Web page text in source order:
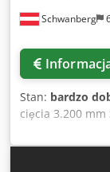
charakterze
użytkowanie
Schwanberg
Stan: bardzo
cięcia 3.200 mm
cięcia 65 mm
głównej: 5,5
160 mm Moc